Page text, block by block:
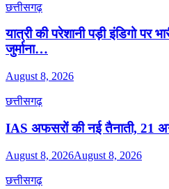
छत्तीसगढ़
यात्री की परेशानी पड़ी इंडिगो पर
जुर्माना…
August 8, 2026
छत्तीसगढ़
IAS अफसरों की नई तैनाती, 21
August 8, 2026August 8, 2026
छत्तीसगढ़